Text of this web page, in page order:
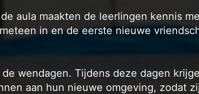
aula maakten de leerlingen kennis
in en de eerste nieuwe
wendagen. Tijdens deze dagen
aan hun nieuwe omgeving, zodat